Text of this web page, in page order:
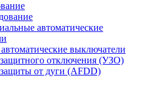
автоматические
выключатели
защитного отключения (УЗО)
защиты от дуги (AFDD)